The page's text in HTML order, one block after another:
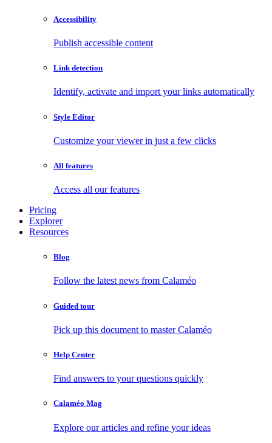
Accessibility
Publish accessible content
Link detection
Identify, activate and import your links automatically
Style Editor
Customize your viewer in just a few clicks
All features
Access all our features
Pricing
Explorer
Resources
Blog
Follow the latest news from Calaméo
Guided tour
Pick up this document to master Calaméo
Help Center
Find answers to your questions quickly
Calaméo Mag
Explore our articles and refine your ideas